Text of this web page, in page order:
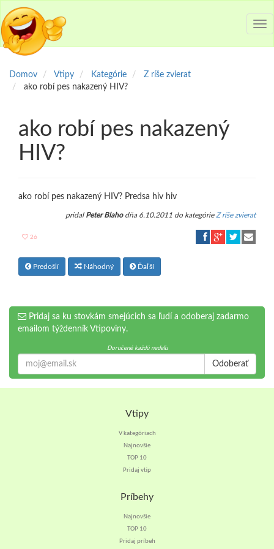
Domov Vtipy Kategórie
Z ríše zvierat
ako robí pes nakazený HIV?
ako robí pes nakazený
HIV?
ako robí pes nakazený HIV? Predsa hiv hiv
pridal Peter Blahodňa 6.10.2011 do kategórie Z ríše zvierat
26
Predošlí Náhodný Ďaľší
Pridaj sa ku stovkám smejúcich sa ľudí a odoberaj zadarmo
emailom týždenník Vtipoviny.
Doručené každú nedeľu
Odoberať
Vtipy
V kategóriach
Najnovšie
TOP 10
Pridaj vtip
Príbehy
Najnovšie
TOP 10
Pridaj príbeh